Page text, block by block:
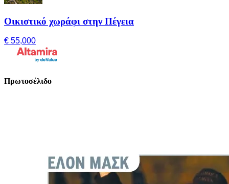
Οικιστικό χωράφι στην Πέγεια
€ 55,000
Πρωτοσέλιδο